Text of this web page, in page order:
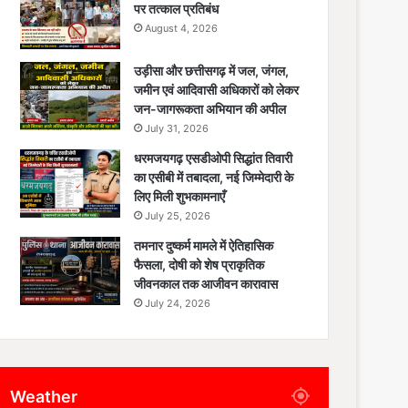
पर तत्काल प्रतिबंध
August 4, 2026
उड़ीसा और छत्तीसगढ़ में जल, जंगल,
जमीन एवं आदिवासी अधिकारों को लेकर
जन-जागरूकता अभियान की अपील
July 31, 2026
धरमजयगढ़ एसडीओपी सिद्धांत तिवारी
का एसीबी में तबादला, नई जिम्मेदारी के
लिए मिली शुभकामनाएँ
July 25, 2026
तमनार दुष्कर्म मामले में ऐतिहासिक
फैसला, दोषी को शेष प्राकृतिक
जीवनकाल तक आजीवन कारावास
July 24, 2026
Weather